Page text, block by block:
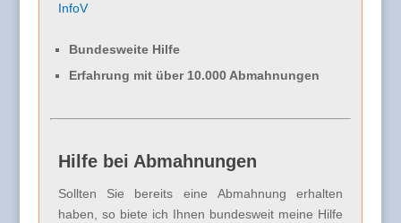
InfoV
Bundesweite Hilfe
Erfahrung mit über 10.000 Abmahnungen
Hilfe bei Abmahnungen
Sollten Sie bereits eine Abmahnung erhalten
haben, so biete ich Ihnen bundesweit meine Hilfe